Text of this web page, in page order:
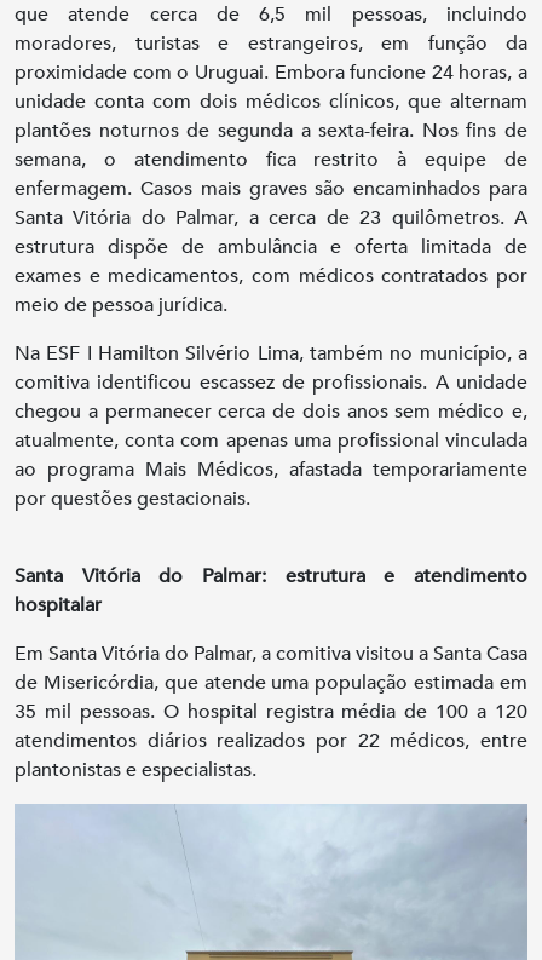
que atende cerca de 6,5 mil pessoas, incluindo
moradores, turistas e estrangeiros, em função da
proximidade com o Uruguai. Embora funcione 24 horas, a
unidade conta com dois médicos clínicos, que alternam
plantões noturnos de segunda a sexta-feira. Nos fins de
semana, o atendimento fica restrito à equipe de
enfermagem. Casos mais graves são encaminhados para
Santa Vitória do Palmar, a cerca de 23 quilômetros. A
estrutura dispõe de ambulância e oferta limitada de
exames e medicamentos, com médicos contratados por
meio de pessoa jurídica.
Na ESF I Hamilton Silvério Lima, também no município, a
comitiva identificou escassez de profissionais. A unidade
chegou a permanecer cerca de dois anos sem médico e,
atualmente, conta com apenas uma profissional vinculada
ao programa Mais Médicos, afastada temporariamente
por questões gestacionais.
Santa Vitória do Palmar: estrutura e atendimento
hospitalar
Em Santa Vitória do Palmar, a comitiva visitou a Santa Casa
de Misericórdia, que atende uma população estimada em
35 mil pessoas. O hospital registra média de 100 a 120
atendimentos diários realizados por 22 médicos, entre
plantonistas e especialistas.